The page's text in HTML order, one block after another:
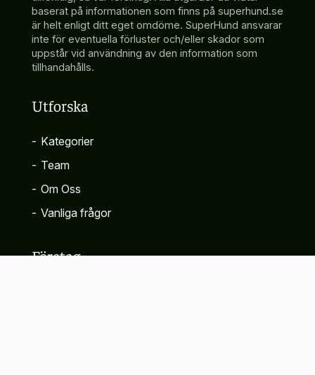
baserat på informationen som finns på superhund.se
är helt enligt ditt eget omdöme. SuperHund ansvarar
inte för eventuella förluster och/eller skador som
uppstår vid användning av den information som
tillhandahålls.
Utforska
- Kategorier
- Team
- Om Oss
- Vanliga frågor
Företag